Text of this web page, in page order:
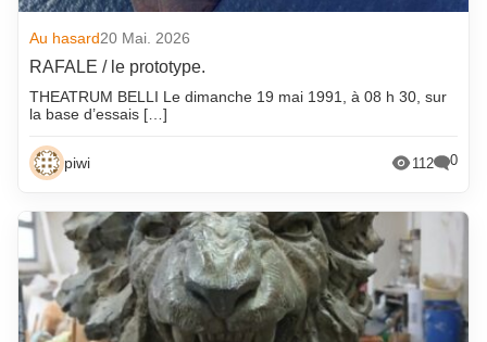
Au hasard20 Mai. 2026
RAFALE / le prototype.
THEATRUM BELLI Le dimanche 19 mai 1991, à 08 h 30, sur
la base d’essais […]
piwi 112 0